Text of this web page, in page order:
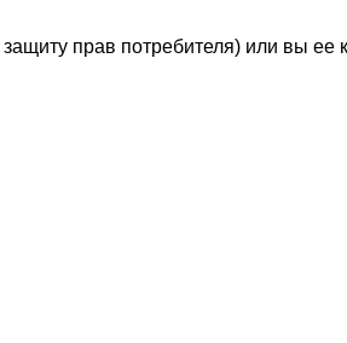
прав потребителя) или вы ее